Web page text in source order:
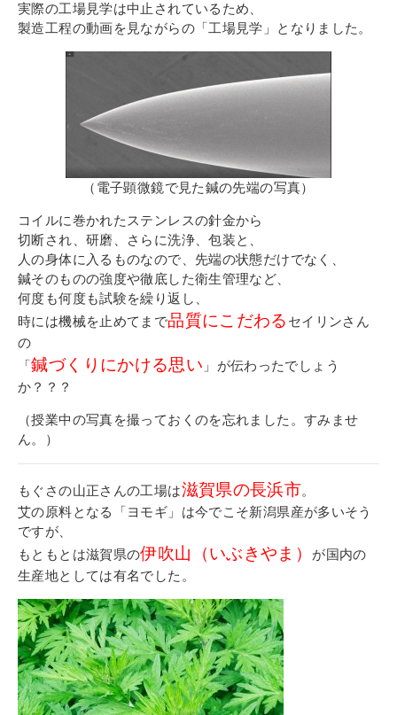
実際の工場見学は中止されているため、
製造工程の動画を見ながらの「工場見学」となりました。
（電子顕微鏡で見た鍼の先端の写真）
コイルに巻かれたステンレスの針金から
切断され、研磨、さらに洗浄、包装と、
人の身体に入るものなので、先端の状態だけでなく、
鍼そのものの強度や徹底した衛生管理など、
何度も何度も試験を繰り返し、
時には機械を止めてまで品質にこだわる セイリンさん
の
「鍼づくりにかける思い 」が伝わったでしょう
か？？？
（授業中の写真を撮っておくのを忘れました。すみませ
ん。）
もぐさの山正さんの工場は滋賀県の長浜市。
艾の原料となる「ヨモギ」は今でこそ新潟県産が多いそう
ですが、
もともとは滋賀県の伊吹山（いぶきやま）
が国内の
生産地としては有名でした。